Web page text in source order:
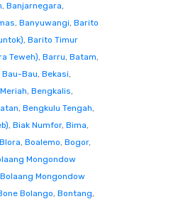
, Banjarnegara,
, Banyuwangi, Barito
, Barito Timur
Teweh), Barru, Batam,
Bau-Bau, Bekasi,
, Bengkalis,
, Bengkulu Tengah,
, Biak Numfor, Bima,
Blora, Boalemo, Bogor,
Mongondow
Bolaang Mongondow
Bolango, Bontang,